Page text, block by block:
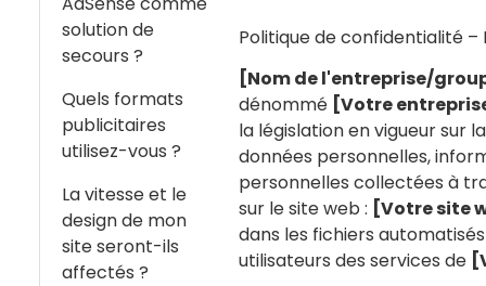
solution de
secours ?
Quels formats
publicitaires
utilisez-vous ?
La vitesse et le
design de mon
site seront-ils
affectés ?
Politique de confidentialité –
[Nom de l'entreprise/
dénommé [Votre
la législation en vigueur sur
données personnelles,
personnelles collectées à
sur le site web : [Votre site
dans les fichiers
utilisateurs des services de